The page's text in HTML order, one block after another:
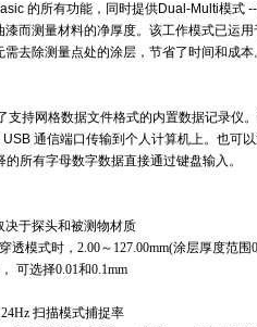
的所有功能，同时提供Dual-Multi模式
而测量材料的净厚度。该工作模式已运
去除测量点处的涂层，节省了时间和成本
支持网格数据文件格式的内置数据记录仪
通信端口传输到个人计算机上。也可
所有字母数字数据直接通过键盘输入。
决于探头和被测物材质
透模式时，2.00～127.00mm(涂层厚度范围
可选择0.01和0.1mm
扫描模式捕捉率